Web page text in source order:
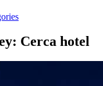
Cerca hotel